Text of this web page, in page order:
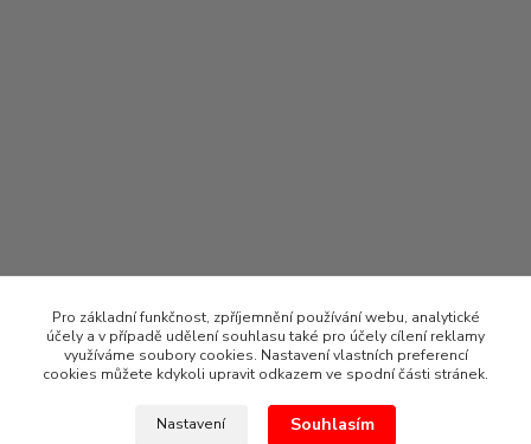
Pro základní funkčnost, zpříjemnění používání webu, analytické
účely a v případě udělení souhlasu také pro účely cílení reklamy
využíváme soubory cookies. Nastavení vlastních preferencí
cookies můžete kdykoli upravit odkazem ve spodní části stránek.
Nastavení Souhlasím